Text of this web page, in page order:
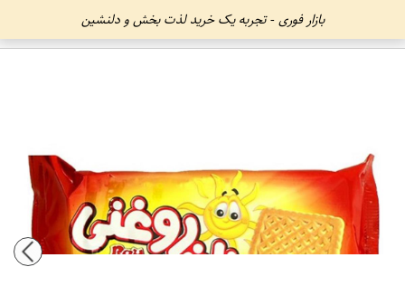
بازار فوری - تجربه یک خرید لذت بخش و دلنشین